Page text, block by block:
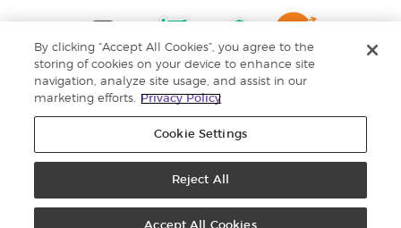
By clicking “Accept All Cookies”, you agree to the
storing of cookies on your device to enhance site
navigation, analyze site usage, and assist in our
marketing efforts.
Privacy Policy
Cookie Settings
Reject All